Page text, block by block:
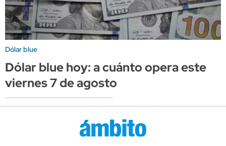
Dólar blue
Dólar blue hoy: a cuánto opera este
viernes 7 de agosto